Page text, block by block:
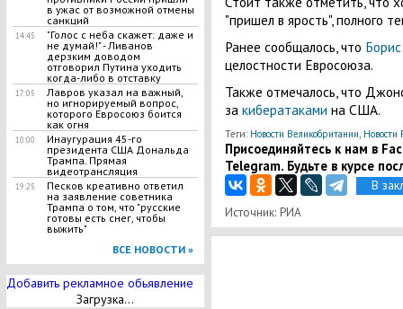
в ужас от возможной отмены
санкций
14:45
"Голос с неба скажет: даже и
не думай!" - Ливанов
дерзким доводом
отговорил Путина уходить
когда-либо в отставку
17:05
Лавров указал на важный,
но игнорируемый вопрос,
которого Евросоюз боится
как огня
10:00
Инаугурация 45-го
президента США Дональда
Трампа. Прямая
видеотрансляция
19:25
Песков креативно ответил
на заявление советника
Трампа о том, что "русские
готовы есть снег, чтобы
выжить"
ВСЕ НОВОСТИ »
Добавить рекламное обьявление
Загрузка...
"пришел в ярость", полного
Ранее сообщалось, что
целостности Евросоюза.
Также отмечалось, что
за кибератаками на США.
Теги: Новости Великобритании, Новости
Присоединяйтесь к нам в
Telegram. Будьте в курсе
В
Источник: РИА